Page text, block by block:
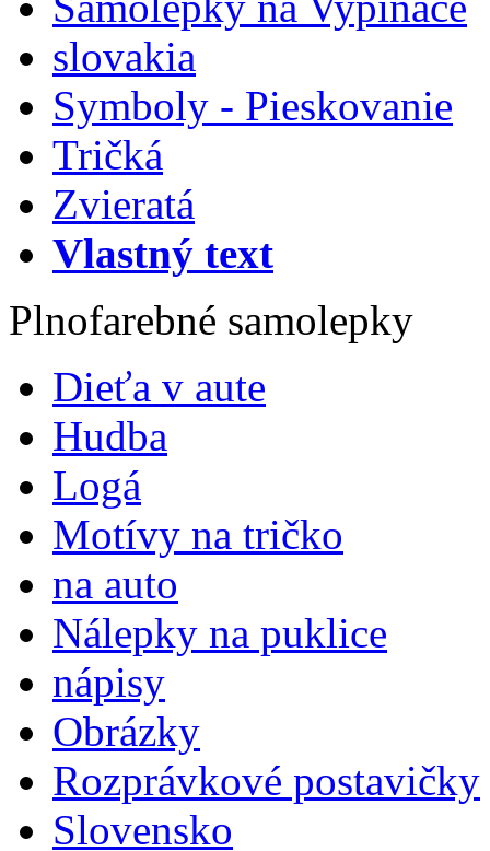
slovakia
Symboly - Pieskovanie
Tričká
Zvieratá
Vlastný text
Plnofarebné samolepky
Dieťa v aute
Hudba
Logá
Motívy na tričko
na auto
Nálepky na puklice
nápisy
Obrázky
Rozprávkové postavičky
Slovensko